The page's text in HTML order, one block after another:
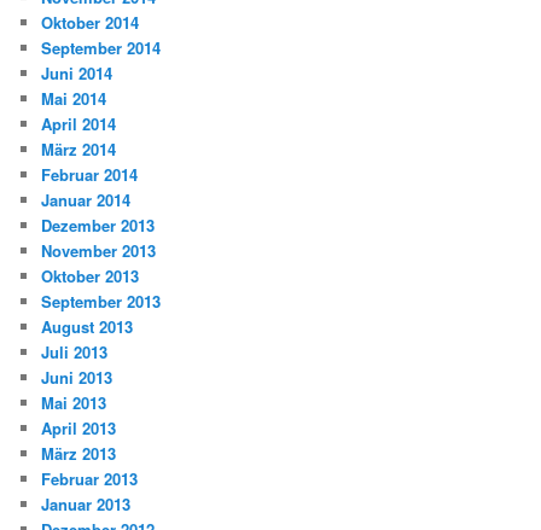
Oktober 2014
September 2014
Juni 2014
Mai 2014
April 2014
März 2014
Februar 2014
Januar 2014
Dezember 2013
November 2013
Oktober 2013
September 2013
August 2013
Juli 2013
Juni 2013
Mai 2013
April 2013
März 2013
Februar 2013
Januar 2013